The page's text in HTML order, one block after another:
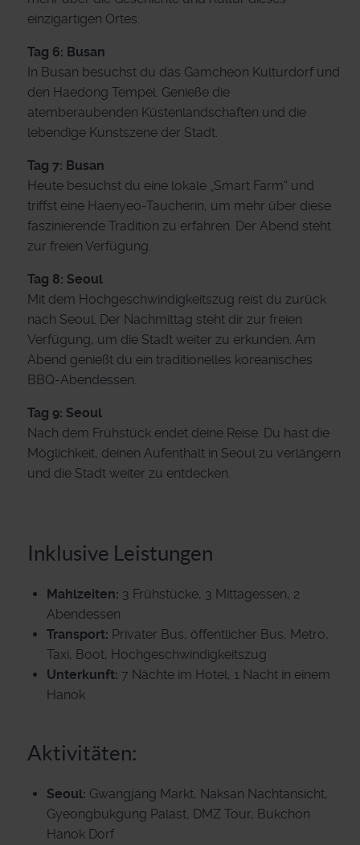
einzigartigen Ortes.
Tag 6: Busan
In Busan besuchst du das Gamcheon Kulturdorf und
den Haedong Tempel. Genieße die
atemberaubenden Küstenlandschaften und die
lebendige Kunstszene der Stadt.
Tag 7: Busan
Heute besuchst du eine lokale „Smart Farm“ und
triffst eine Haenyeo-Taucherin, um mehr über diese
faszinierende Tradition zu erfahren. Der Abend steht
zur freien Verfügung.
Tag 8: Seoul
Mit dem Hochgeschwindigkeitszug reist du zurück
nach Seoul. Der Nachmittag steht dir zur freien
Verfügung, um die Stadt weiter zu erkunden. Am
Abend genießt du ein traditionelles koreanisches
BBQ-Abendessen.
Tag 9: Seoul
Nach dem Frühstück endet deine Reise. Du hast die
Möglichkeit, deinen Aufenthalt in Seoul zu verlängern
und die Stadt weiter zu entdecken.
Inklusive Leistungen
Mahlzeiten: 3 Frühstücke, 3 Mittagessen, 2
Abendessen
Transport: Privater Bus, öffentlicher Bus, Metro,
Taxi, Boot, Hochgeschwindigkeitszug
Unterkunft: 7 Nächte im Hotel, 1 Nacht in einem
Hanok
Aktivitäten:
Seoul: Gwangjang Markt, Naksan Nachtansicht,
Gyeongbukgung Palast, DMZ Tour, Bukchon
Hanok Dorf